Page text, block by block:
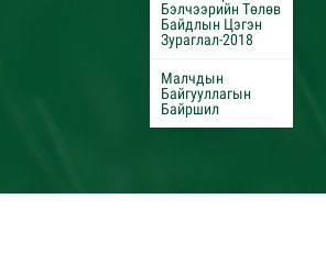
Бэлчээрийн Төлөв
Байдлын Цэгэн
Зураглал-2018
Малчдын
Байгууллагын
Байршил